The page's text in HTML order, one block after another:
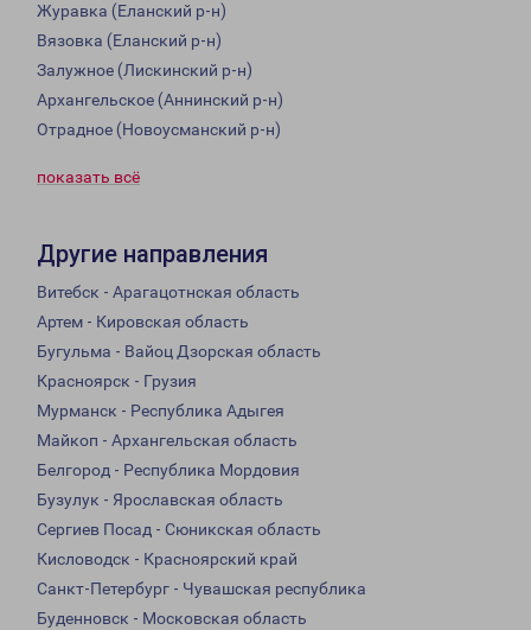
Журавка (Еланский р-н)
Вязовка (Еланский р-н)
Залужное (Лискинский р-н)
Архангельское (Аннинский р-н)
Отрадное (Новоусманский р-н)
показать всё
Другие направления
Витебск - Арагацотнская область
Артем - Кировская область
Бугульма - Вайоц Дзорская область
Красноярск - Грузия
Мурманск - Республика Адыгея
Майкоп - Архангельская область
Белгород - Республика Мордовия
Бузулук - Ярославская область
Сергиев Посад - Сюникская область
Кисловодск - Красноярский край
Санкт-Петербург - Чувашская республика
Буденновск - Московская область